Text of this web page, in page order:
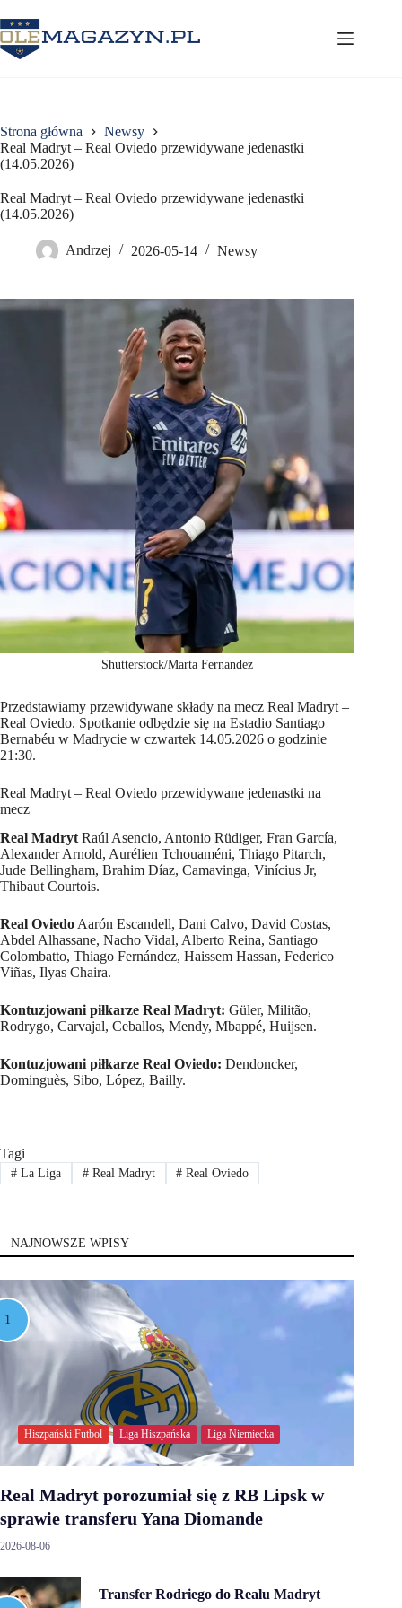
do
treści
Strona główna
Newsy
Real Madryt – Real Oviedo przewidywane jedenastki
(14.05.2026)
Real Madryt – Real Oviedo przewidywane jedenastki
(14.05.2026)
Andrzej 2026-05-14 Newsy
Shutterstock/Marta Fernandez
Przedstawiamy przewidywane składy na mecz Real Madryt –
Real Oviedo. Spotkanie odbędzie się na Estadio Santiago
Bernabéu w Madrycie w czwartek 14.05.2026 o godzinie
21:30.
Real Madryt – Real Oviedo przewidywane jedenastki na
mecz
Real Madryt Raúl Asencio, Antonio Rüdiger, Fran García,
Alexander Arnold, Aurélien Tchouaméni, Thiago Pitarch,
Jude Bellingham, Brahim Díaz, Camavinga, Vinícius Jr,
Thibaut Courtois.
Real Oviedo Aarón Escandell, Dani Calvo, David Costas,
Abdel Alhassane, Nacho Vidal, Alberto Reina, Santiago
Colombatto, Thiago Fernández, Haissem Hassan, Federico
Viñas, Ilyas Chaira.
Kontuzjowani piłkarze Real Madryt: Güler, Militão,
Rodrygo, Carvajal, Ceballos, Mendy, Mbappé, Huijsen.
Kontuzjowani piłkarze Real Oviedo: Dendoncker,
Dominguès, Sibo, López, Bailly.
Tagi
#La Liga #Real Madryt # Real Oviedo
NAJNOWSZE WPISY
Hiszpański Futbol Liga Hiszpańska Liga Niemiecka
Real Madryt porozumiał się z RB Lipsk w
sprawie transferu Yana Diomande
2026-08-06
Transfer Rodriego do Realu Madryt